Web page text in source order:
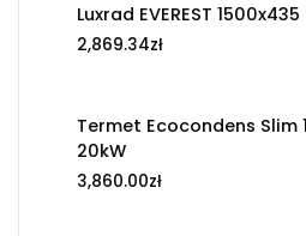
Luxrad EVEREST 1500x435
2,869.34zł
Termet Ecocondens Slim
20kW
3,860.00zł